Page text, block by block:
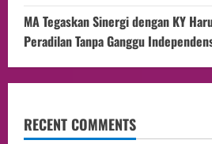
MA Tegaskan Sinergi dengan KY
Peradilan Tanpa Ganggu
RECENT COMMENTS